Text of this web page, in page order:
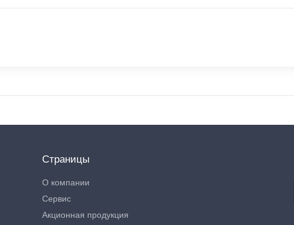
Страницы
О компании
Сервис
Акционная продукция